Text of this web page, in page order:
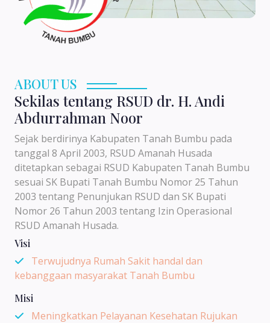
ABOUT US
Sekilas tentang RSUD dr. H. Andi
Abdurrahman Noor
Sejak berdirinya Kabupaten Tanah Bumbu pada
tanggal 8 April 2003, RSUD Amanah Husada
ditetapkan sebagai RSUD Kabupaten Tanah Bumbu
sesuai SK Bupati Tanah Bumbu Nomor 25 Tahun
2003 tentang Penunjukan RSUD dan SK Bupati
Nomor 26 Tahun 2003 tentang Izin Operasional
RSUD Amanah Husada.
Visi
Terwujudnya Rumah Sakit handal dan
kebanggaan masyarakat Tanah Bumbu
Misi
Meningkatkan Pelayanan Kesehatan Rujukan